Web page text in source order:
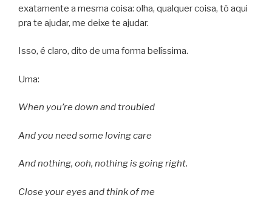
exatamente a mesma coisa: olha, qualquer coisa, tô aqui
pra te ajudar, me deixe te ajudar.
Isso, é claro, dito de uma forma belíssima.
Uma:
When you’re down and troubled
And you need some loving care
And nothing, ooh, nothing is going right.
Close your eyes and think of me